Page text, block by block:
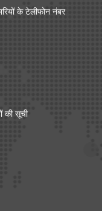
के टेलीफोन नंबर
की सूची